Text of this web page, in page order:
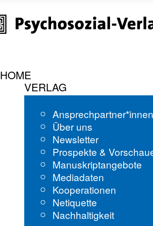
HOME
VERLAG
Über uns
Newsletter
Prospekte &
Manuskriptangebote
Mediadaten
Kooperationen
Netiquette
Nachhaltigkeit